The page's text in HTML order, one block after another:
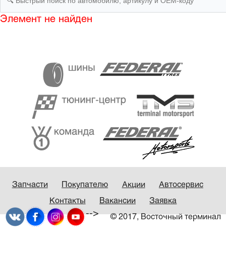
Элемент не найден
Запчасти Покупателю Акции Автосервис
Контакты Вакансии Заявка
© 2017, Восточный терминал
-->